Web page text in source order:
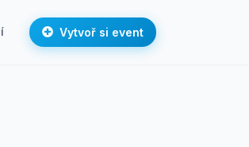
Vytvoř si event